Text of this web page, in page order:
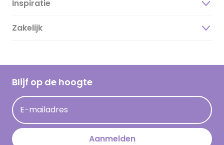
Over ons
Duurzaamheid
Hallmark Kaartclub
Acties
Persberichten
Hallmark en Kinderpostzegels
Inspiratie
Magazine
Cadeau inspiratie
Kaartinspiratie
Zakelijk
Blijf op de hoogte
E-mailadres
Aanmelden